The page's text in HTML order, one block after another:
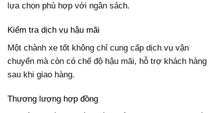
lựa chọn phù hợp với ngân sách.
Kiểm tra dịch vụ hậu mãi
Một chành xe tốt không chỉ cung cấp dịch vụ vận
chuyển mà còn có chế độ hậu mãi, hỗ trợ khách hàng
sau khi giao hàng.
Thương lượng hợp đồng